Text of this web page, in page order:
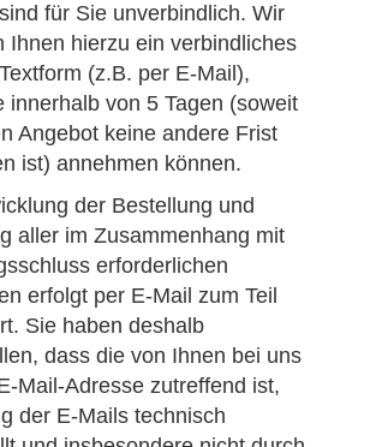
für Sie unverbindlich. Wir
Ihnen hierzu ein verbindliches
(z.B. per E-Mail),
innerhalb von 5 Tagen (soweit
Angebot keine andere Frist
ist) annehmen können.
der Bestellung und
aller im Zusammenhang mit
erforderlichen
erfolgt per E-Mail zum Teil
Sie haben deshalb
dass die von Ihnen bei uns
Mail-Adresse zutreffend ist,
der E-Mails technisch